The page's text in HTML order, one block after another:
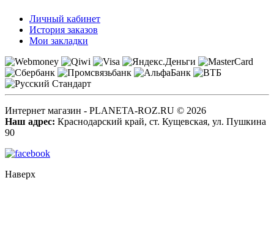
Личный кабинет
История заказов
Мои закладки
Интернет магазин - PLANETA-ROZ.RU © 2026
Наш адрес: Краснодарский край, ст. Кущевская, ул. Пушкина
90
Наверх